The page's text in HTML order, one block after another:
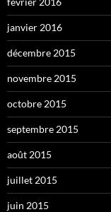
janvier 2016
décembre 2015
novembre 2015
octobre 2015
septembre 2015
août 2015
juillet 2015
juin 2015